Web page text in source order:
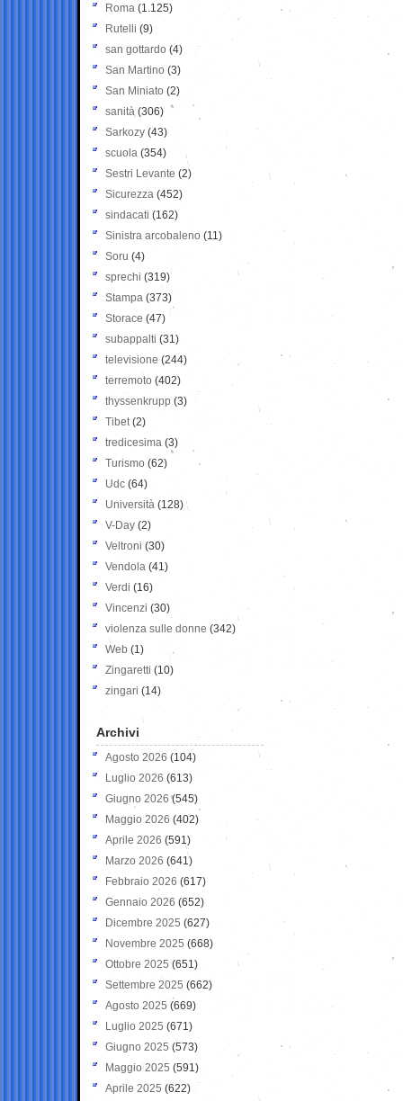
Roma (1.125)
Rutelli (9)
san gottardo (4)
San Martino (3)
San Miniato (2)
sanità (306)
Sarkozy (43)
scuola (354)
Sestri Levante (2)
Sicurezza (452)
sindacati (162)
Sinistra arcobaleno (11)
Soru (4)
sprechi (319)
Stampa (373)
Storace (47)
subappalti (31)
televisione(244)
terremoto (402)
thyssenkrupp (3)
Tibet(2)
tredicesima (3)
Turismo (62)
Udc (64)
Università (128)
V-Day (2)
Veltroni (30)
Vendola (41)
Verdi (16)
Vincenzi (30)
violenza sulle donne (342)
Web (1)
Zingaretti (10)
zingari (14)
Archivi
Agosto 2026 (104)
Luglio 2026 (613)
Giugno 2026 (545)
Maggio 2026 (402)
Aprile 2026 (591)
Marzo 2026 (641)
Febbraio 2026 (617)
Gennaio 2026 (652)
Dicembre 2025 (627)
Novembre 2025 (668)
Ottobre 2025 (651)
Settembre 2025 (662)
Agosto 2025 (669)
Luglio 2025 (671)
Giugno 2025 (573)
Maggio 2025 (591)
Aprile 2025 (622)